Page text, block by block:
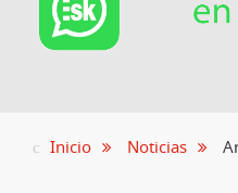
Inicio Noticias